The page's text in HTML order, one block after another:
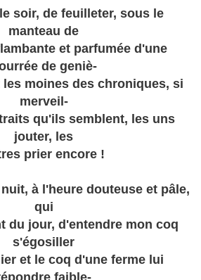
soir, de feuilleter, sous le
manteau de
et parfumée d'une
de geniè-
moines des chroniques, si
merveil-
qu'ils semblent, les uns
jouter, les
prier encore !
à l'heure douteuse et pâle,
qui
du jour, d'entendre mon coq
s'égosiller
et le coq d'une ferme lui